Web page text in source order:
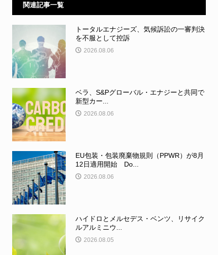
関連記事一覧
トータルエナジーズ、気候訴訟の一審判決
を不服として控訴
2026.08.06
ベラ、S&Pグローバル・エナジーと共同で
新型カー...
2026.08.06
EU包装・包装廃棄物規則（PPWR）が8月
12日適用開始 Do...
2026.08.06
ハイドロとメルセデス・ベンツ、リサイク
ルアルミニウ...
2026.08.05